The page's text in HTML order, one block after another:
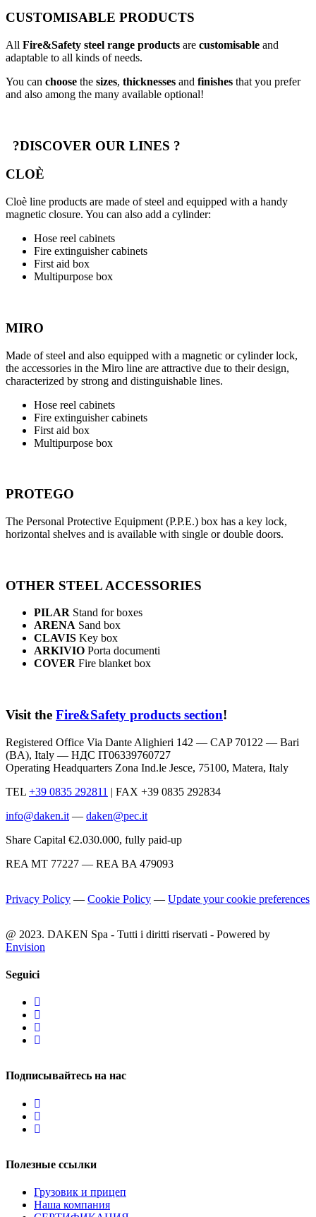
CUSTOMISABLE PRODUCTS
All Fire&Safety steel range products are customisable and
adaptable to all kinds of needs.
You can choose the sizes, thicknesses and finishes that you prefer
and also among the many available optional!
?DISCOVER OUR LINES ?
CLOÈ
Cloè line products are made of steel and equipped with a handy
magnetic closure. You can also add a cylinder:
Hose reel cabinets
Fire extinguisher cabinets
First aid box
Multipurpose box
MIRO
Made of steel and also equipped with a magnetic or cylinder lock,
the accessories in the Miro line are attractive due to their design,
characterized by strong and distinguishable lines.
Hose reel cabinets
Fire extinguisher cabinets
First aid box
Multipurpose box
PROTEGO
The Personal Protective Equipment (P.P.E.) box has a key lock,
horizontal shelves and is available with single or double doors.
OTHER STEEL ACCESSORIES
PILAR Stand for boxes
ARENA Sand box
CLAVIS Key box
ARKIVIO Porta documenti
COVER Fire blanket box
Visit the Fire&Safety products section!
Registered Office Via Dante Alighieri 142 — CAP 70122 — Bari
(BA), Italy — НДС IT06339760727
Operating Headquarters Zona Ind.le Jesce, 75100, Matera, Italy
TEL +39 0835 292811 | FAX +39 0835 292834
info@daken.it — daken@pec.it
Share Capital €2.030.000, fully paid-up
REA MT 77227 — REA BA 479093
Privacy Policy — Cookie Policy — Update your cookie preferences
@ 2023. DAKEN Spa - Tutti i diritti riservati - Powered by
Envision
Seguici
Подписывайтесь на нас
Полезные ссылки
Грузовик и прицеп
Наша компания